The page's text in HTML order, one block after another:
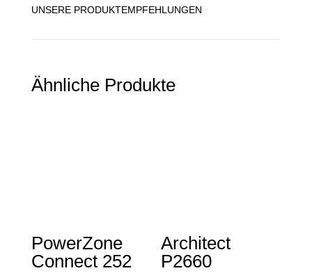
UNSERE PRODUKTEMPFEHLUNGEN
Ähnliche Produkte
PowerZone
Connect 252
Architect
P2660